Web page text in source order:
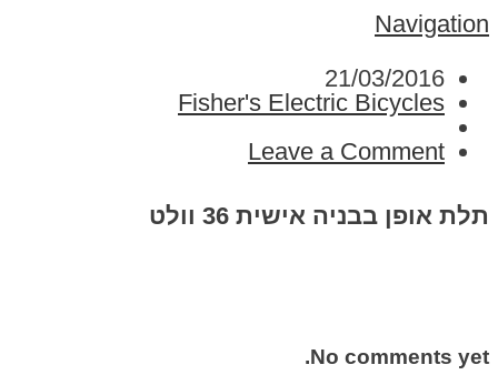
Navigation
21/03/2016
Fisher's Electric Bicycles
Leave a Comment
תלת אופן בבניה אישית 36 וולט
No comments yet.